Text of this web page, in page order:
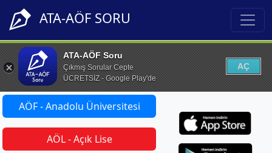
ATA-AÖF SORU
ATA-AÖF Soru
Çıkmış Sorular Cepte
ÜCRETSİZ - Google Play'de
AÇ
AÖF - Anadolu Üniversitesi
AÖL - Açık Lise